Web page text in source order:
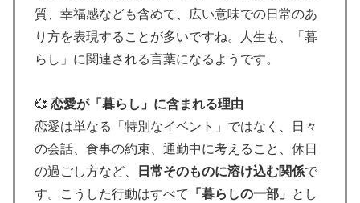
質、幸福感なども含めて、広い意味での日常のあ
り方を表現することが多いですね。人生も、「暮
らし」に関連される言葉になるようです。
💞 恋愛が「暮らし」に含まれる理由
恋愛は単なる「特別なイベント」ではなく、日々
の会話、食事の約束、通勤中に考えること、休日
の過ごし方など、
日常そのものに溶け込む関係で
す。こうした行動はすべて
「暮らしの一部」
とし